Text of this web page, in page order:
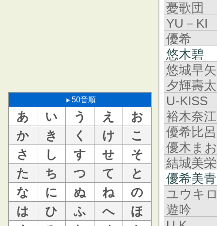
50音順
あ い う え
お
か
き く け
こ
さ
し す せ
そ
た
ち つ て
と
な
に ぬ ね
の
は
ひ ふ へ
ほ
憂歌団
YU－KI
優希
悠木碧
悠城早矢
夕輝壽太
U-KISS
裕木奈江
優希比呂
優木ま
結城美
優希美青
ユウキ
遊吟